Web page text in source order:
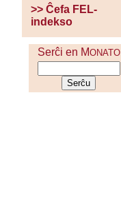
>> Ĉefa FEL-
indekso
Serĉi en MONATO